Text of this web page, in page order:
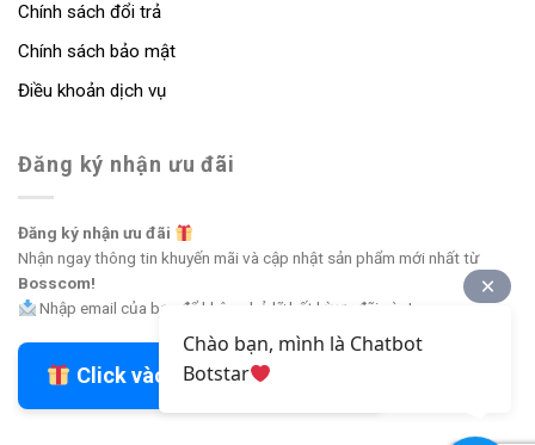
Chính sách đổi trả
Chính sách bảo mật
Điều khoản dịch vụ
Đăng ký nhận ưu đãi
Đăng ký nhận ưu đãi
Nhận ngay thông tin khuyến mãi và cập nhật sản phẩm mới nhất từ
Bosscom!
Nhập email của bạn để không bỏ lỡ bất kỳ ưu đãi nào!
Click vào đây để nhận ưu đãi
Chào bạn, mình là Chatbot
Botstar